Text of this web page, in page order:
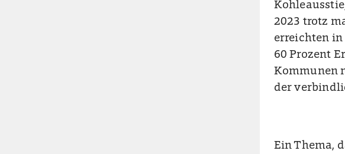
2023 trotz
erreichten in
60 Prozent
Kommunen
der
Ein Thema,